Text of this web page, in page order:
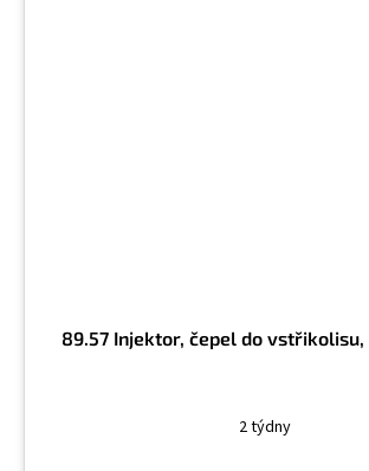
89.57 Injektor, čepel do vstřikolisu,
2 týdny